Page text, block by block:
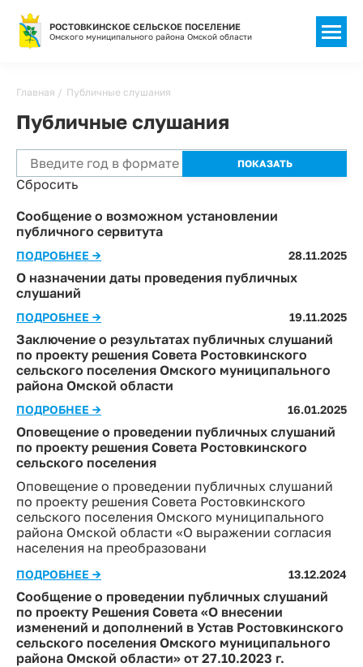
РОСТОВКИНСКОЕ СЕЛЬСКОЕ ПОСЕЛЕНИЕ
Омского муниципального района Омской области
Главная Публичные слушания
Публичные слушания
Сбросить
Сообщение о возможном установлении
публичного сервитута
ПОДРОБНЕЕ → 28.11.2025
О назначении даты проведения публичных
слушаний
ПОДРОБНЕЕ → 19.11.2025
Заключение о результатах публичных слушаний
по проекту решения Совета Ростовкинского
сельского поселения Омского муниципального
района Омской области
ПОДРОБНЕЕ → 16.01.2025
Оповещение о проведении публичных слушаний
по проекту решения Совета Ростовкинского
сельского поселения
Оповещение о проведении публичных слушаний
по проекту решения Совета Ростовкинского
сельского поселения Омского муниципального
района Омской области «О выражении согласия
населения на преобразовани
ПОДРОБНЕЕ → 13.12.2024
Сообщение о проведении публичных слушаний
по проекту Решения Совета «О внесении
изменений и дополнений в Устав Ростовкинского
сельского поселения Омского муниципального
района Омской области» от 27.10.2023 г.